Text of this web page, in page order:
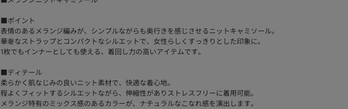
■ポイント
表情のあるメランジ編みが、シンプルながらも奥行きを感じさせるニットキャミソール。
華奢なストラップとコンパクトなシルエットで、女性らしくすっきりとした印象に。
1枚でもインナーとしても使える、着回し力の高いアイテムです。
■ディテール
柔らかく肌なじみの良いニット素材で、快適な着心地。
程よくフィットするシルエットながら、伸縮性がありストレスフリーに着用可能。
メランジ特有のミックス感のあるカラーが、ナチュラルなこなれ感を演出します。